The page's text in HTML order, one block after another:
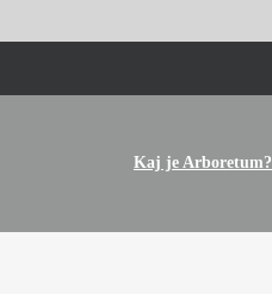
Kaj je Arboretum?